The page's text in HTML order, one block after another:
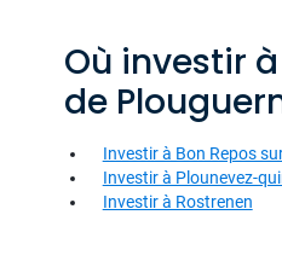
Où investir
de
Investir à Bon Repos
Investir à Plounevez-
Investir à Rostrenen